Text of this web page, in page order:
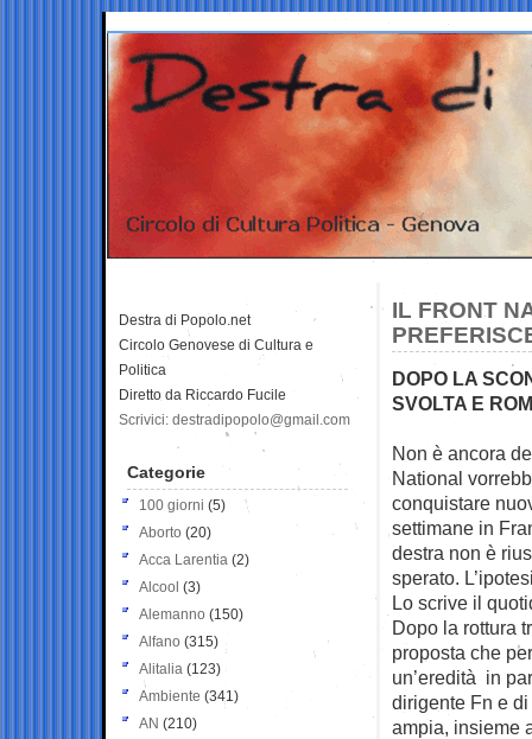
IL FRONT
DOPO LA
SVOLTA E
Non è ancora
National
conquistare
settimane in
destra non è
sperato.
Lo scrive il
Dopo la rottura
proposta che
un’eredità in
dirigente Fn e
ampia, insieme
Destra di Popolo.net
Circolo Genovese di Cultura e
Politica
Diretto da Riccardo Fucile
Scrivici: destradipopolo@gmail.com
Categorie
100 giorni (5)
Aborto (20)
Acca Larentia (2)
Alcool (3)
Alemanno (150)
Alfano (315)
Alitalia (123)
Ambiente (341)
AN (210)